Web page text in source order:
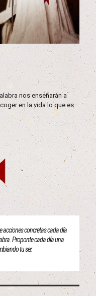
nos enseñarán a
en la vida lo que es
acciones concretas cada día
Proponte cada día una
tu ser.